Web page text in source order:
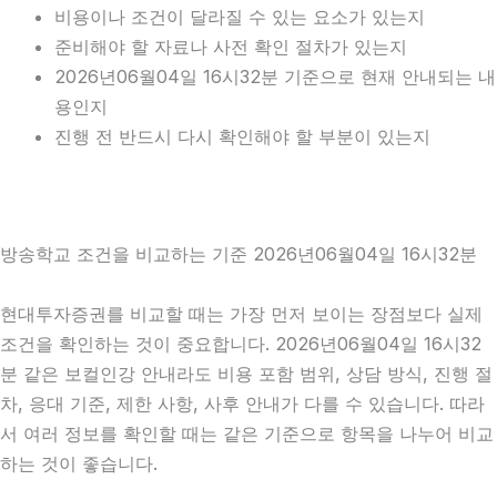
비용이나 조건이 달라질 수 있는 요소가 있는지
준비해야 할 자료나 사전 확인 절차가 있는지
2026년06월04일 16시32분 기준으로 현재 안내되는 내
용인지
진행 전 반드시 다시 확인해야 할 부분이 있는지
방송학교 조건을 비교하는 기준 2026년06월04일 16시32분
현대투자증권를 비교할 때는 가장 먼저 보이는 장점보다 실제
조건을 확인하는 것이 중요합니다. 2026년06월04일 16시32
분 같은 보컬인강 안내라도 비용 포함 범위, 상담 방식, 진행 절
차, 응대 기준, 제한 사항, 사후 안내가 다를 수 있습니다. 따라
서 여러 정보를 확인할 때는 같은 기준으로 항목을 나누어 비교
하는 것이 좋습니다.